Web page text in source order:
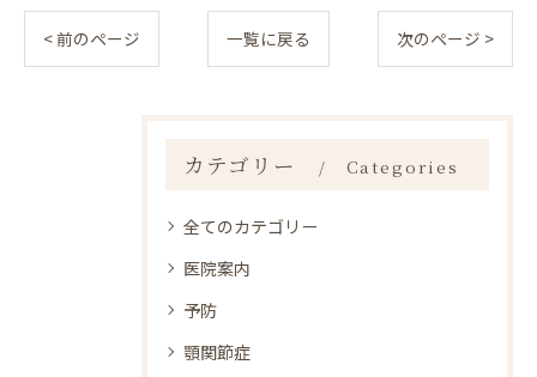
< 前のページ 一覧に戻る 次のページ >
カテゴリー Categories
全てのカテゴリー
医院案内
予防
顎関節症